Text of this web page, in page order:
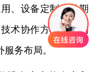
、设备定制、长期
术协作方面达成初
务布局。